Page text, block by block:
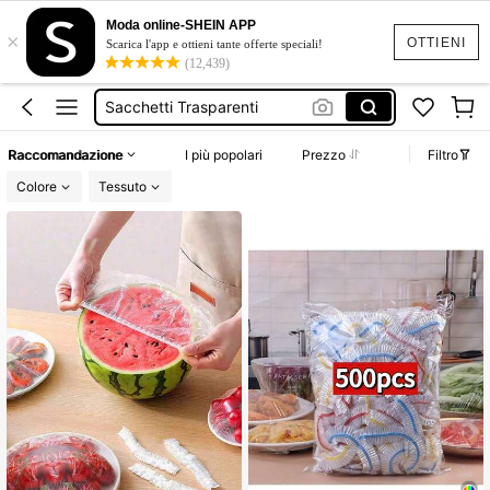
OTTIENI
×
Moda online-SHEIN APP
Scarica l'app e ottieni tante offerte speciali!
(12,439)
Sacchetti Per Alimenti
Cuffie Per Alimenti
Copri Alimenti Con Elastico
Sacchetti Trasparenti
Cuffie Per Alimenti
Raccomandazione I più popolari Prezzo
Filtro
Colore
Tessuto